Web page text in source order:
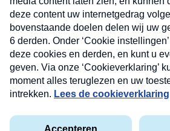
Privacyverklaring
Cookieverklaring
Nieuwsbrief
Neem hier een gratis
nieuwsbrief. Elke vrijdag- en